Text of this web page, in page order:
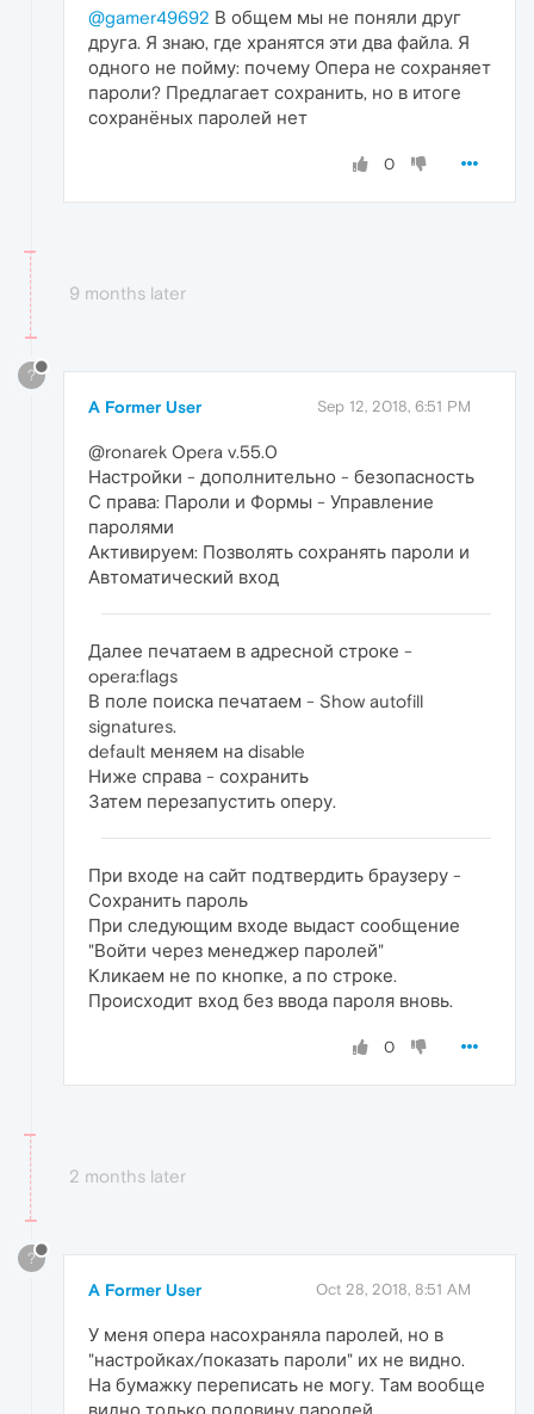
@gamer49692 В общем мы не поняли друг
друга. Я знаю, где хранятся эти два файла. Я
одного не пойму: почему Опера не сохраняет
пароли? Предлагает сохранить, но в итоге
сохранёных паролей нет
0
9 months later
?
A Former User Sep 12, 2018, 6:51 PM
@ronarek Opera v.55.0
Настройки - дополнительно - безопасность
С права: Пароли и Формы - Управление
паролями
Активируем: Позволять сохранять пароли и
Автоматический вход
Далее печатаем в адресной строке -
opera:flags
В поле поиска печатаем - Show autofill
signatures.
default меняем на disable
Ниже справа - сохранить
Затем перезапустить оперу.
При входе на сайт подтвердить браузеру -
Сохранить пароль
При следующим входе выдаст сообщение
"Войти через менеджер паролей"
Кликаем не по кнопке, а по строке.
Происходит вход без ввода пароля вновь.
0
2 months later
?
A Former User Oct 28, 2018, 8:51 AM
У меня опера насохраняла паролей, но в
"настройках/показать пароли" их не видно.
На бумажку переписать не могу. Там вообще
видно только половину паролей.